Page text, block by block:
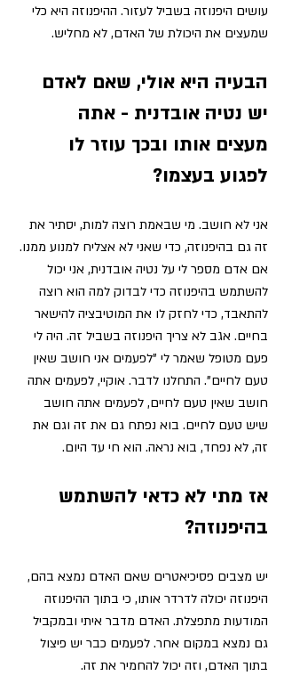
עושים היפנוזה בשביל לעזור. ההיפנוזה היא כלי
שמעצים את היכולת של האדם, לא מחליש.
הבעיה היא אולי, שאם לאדם
יש נטיה אובדנית - אתה
מעצים אותו ובכך עוזר לו
לפגוע בעצמו?
אני לא חושב. מי שבאמת רוצה למות, יסתיר את
זה גם בהיפנוזה, כדי שאני לא אצליח למנוע ממנו.
אם אדם מספר לי על נטיה אובדנית, אני יכול
להשתמש בהיפנוזה כדי לבדוק למה הוא רוצה
להתאבד, כדי לחזק לו את המוטיבציה להישאר
בחיים. אגב לא צריך היפנוזה בשביל זה. היה לי
פעם מטופל שאמר לי "לפעמים אני חושב שאין
טעם לחיים". התחלנו לדבר. אוקיי, לפעמים אתה
חושב שאין טעם לחיים, לפעמים אתה חושב
שיש טעם לחיים. בוא נפתח גם את זה וגם את
זה, לא נפחד, בוא נראה. הוא חי עד היום.
אז מתי לא כדאי להשתמש
בהיפנוזה?
יש מצבים פסיכיאטרים שאם האדם נמצא בהם,
היפנוזה יכולה לדרדר אותו, כי בתוך ההיפנוזה
המודעות מתפצלת. האדם מדבר איתי ובמקביל
גם נמצא במקום אחר. לפעמים כבר יש פיצול
בתוך האדם, וזה יכול להחמיר את זה.